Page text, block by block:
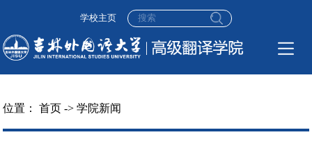
学校主页
位置：首页 ->学院新闻